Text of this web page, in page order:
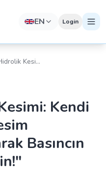
EN Login
Kesim
Kendi
Basıncın